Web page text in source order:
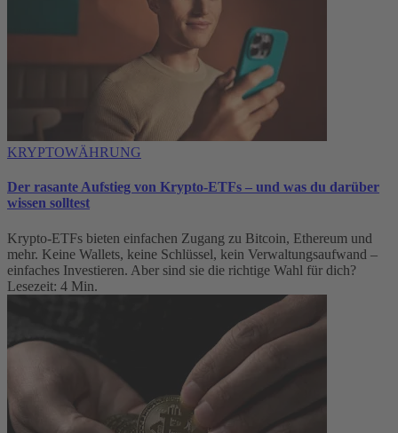
KRYPTOWÄHRUNG
Der rasante Aufstieg von Krypto-ETFs – und was du darüber
wissen solltest
Krypto-ETFs bieten einfachen Zugang zu Bitcoin, Ethereum und
mehr. Keine Wallets, keine Schlüssel, kein Verwaltungsaufwand –
einfaches Investieren. Aber sind sie die richtige Wahl für dich?
Lesezeit: 4 Min.